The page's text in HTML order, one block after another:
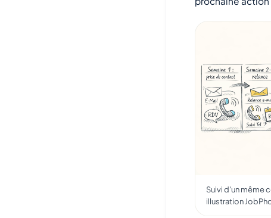
Suivi d'un même
illustration